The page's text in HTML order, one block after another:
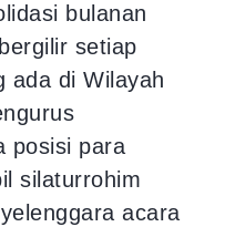
bulanan
setiap
ada di Wilayah
posisi para
silaturrohim
acara